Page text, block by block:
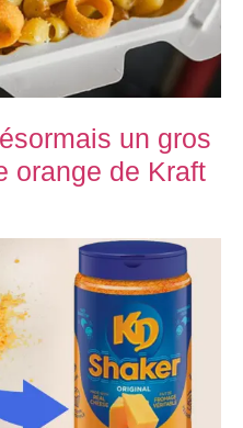
un gros
orange de Kraft